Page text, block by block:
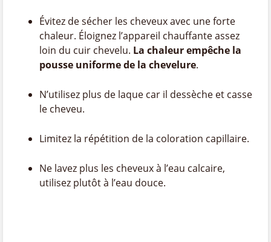
Évitez de sécher les cheveux avec une forte
chaleur. Éloignez l’appareil chauffante assez
loin du cuir chevelu. La chaleur empêche la
pousse uniforme de la chevelure.
N’utilisez plus de laque car il dessèche et casse
le cheveu.
Limitez la répétition de la coloration capillaire.
Ne lavez plus les cheveux à l’eau calcaire,
utilisez plutôt à l’eau douce.